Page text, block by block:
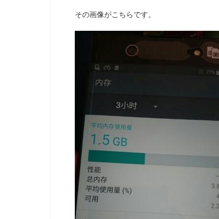
その画像がこちらです。